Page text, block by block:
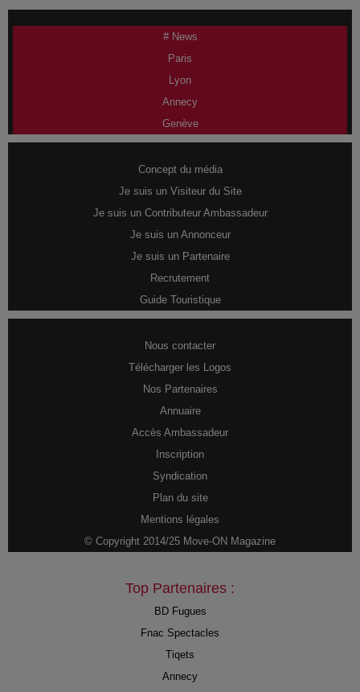
# News
Paris
Lyon
Annecy
Genève
Concept du média
Je suis un Visiteur du Site
Je suis un Contributeur Ambassadeur
Je suis un Annonceur
Je suis un Partenaire
Recrutement
Guide Touristique
Nous contacter
Télécharger les Logos
Nos Partenaires
Annuaire
Accès Ambassadeur
Inscription
Syndication
Plan du site
Mentions légales
© Copyright 2014/25 Move-ON Magazine
Top Partenaires :
BD Fugues
Fnac Spectacles
Tiqets
Annecy